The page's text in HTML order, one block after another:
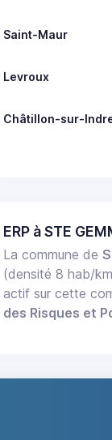
Saint-Maur
Levroux
Châtillon-sur-
ERP à STE
La commune de
(densité 8 hab/
actif sur cette
des Risques et